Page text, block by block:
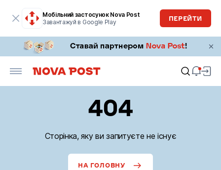
Мобільний застосунок Nova Post
Завантажуй в Google Play
ПЕРЕЙТИ
404
Сторінка, яку ви запитуєте не існує
НА ГОЛОВНУ